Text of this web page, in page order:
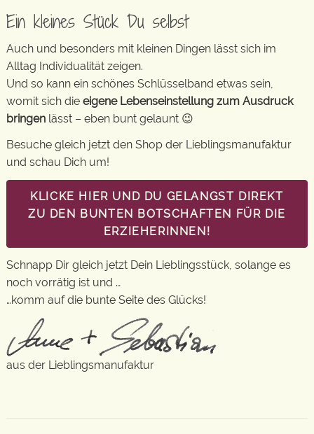
Ein kleines Stück Du selbst
Auch und besonders mit kleinen Dingen lässt sich im
Alltag Individualität zeigen.
Und so kann ein schönes Schlüsselband etwas sein,
womit sich die eigene Lebenseinstellung zum Ausdruck
bringen lässt – eben bunt gelaunt 😉
Besuche gleich jetzt den Shop der Lieblingsmanufaktur
und schau Dich um!
KLICKE HIER UND DU GELANGST DIREKT
ZU DEN BUNTEN BOTSCHAFTEN FÜR DIE
ERZIEHERINNEN!
Schnapp Dir gleich jetzt Dein Lieblingsstück, solange es
noch vorrätig ist und …
…komm auf die bunte Seite des Glücks!
aus der Lieblingsmanufaktur